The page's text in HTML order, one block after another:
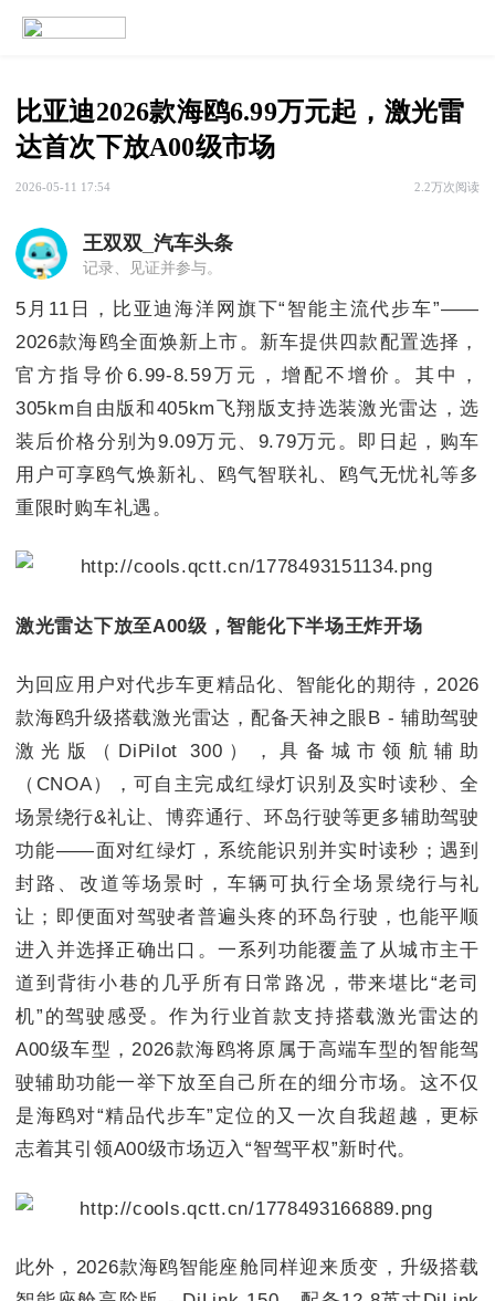
比亚迪2026款海鸥6.99万元起，激光雷
达首次下放A00级市场
2026-05-11 17:54 2.2万次阅读
王双双 _汽车头条
记录、见证并参与。
5月11日，比亚迪海洋网旗下“智能主流代步车”——
2026款海鸥全面焕新上市。新车提供四款配置选择，
官方指导价6.99-8.59万元，增配不增价。其中，
305km自由版和405km飞翔版支持选装激光雷达，选
装后价格分别为9.09万元、9.79万元。即日起，购车
用户可享鸥气焕新礼、鸥气智联礼、鸥气无忧礼等多
重限时购车礼遇。
激光雷达下放至A00级，智能化下半场王炸开场
为回应用户对代步车更精品化、智能化的期待，2026
款海鸥升级搭载激光雷达，配备天神之眼B - 辅助驾驶
激光版（DiPilot 300），具备城市领航辅助
（CNOA），可自主完成红绿灯识别及实时读秒、全
场景绕行&礼让、博弈通行、环岛行驶等更多辅助驾驶
功能——面对红绿灯，系统能识别并实时读秒；遇到
封路、改道等场景时，车辆可执行全场景绕行与礼
让；即便面对驾驶者普遍头疼的环岛行驶，也能平顺
进入并选择正确出口。一系列功能覆盖了从城市主干
道到背街小巷的几乎所有日常路况，带来堪比“老司
机”的驾驶感受。作为行业首款支持搭载激光雷达的
A00级车型，2026款海鸥将原属于高端车型的智能驾
驶辅助功能一举下放至自己所在的细分市场。这不仅
是海鸥对“精品代步车”定位的又一次自我超越，更标
志着其引领A00级市场迈入“智驾平权”新时代。
此外，2026款海鸥智能座舱同样迎来质变，升级搭载